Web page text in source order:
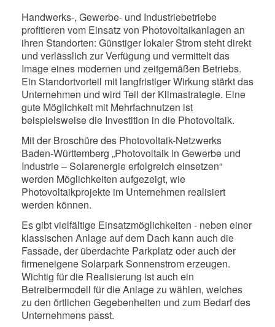
Handwerks-, Gewerbe- und Industriebetriebe
profitieren vom Einsatz von Photovoltaikanlagen an
ihren Standorten: Günstiger lokaler Strom steht direkt
und verlässlich zur Verfügung und vermittelt das
Image eines modernen und zeitgemäßen Betriebs.
Ein Standortvorteil mit langfristiger Wirkung stärkt das
Unternehmen und wird Teil der Klimastrategie. Eine
gute Möglichkeit mit Mehrfachnutzen ist
beispielsweise die Investition in die Photovoltaik.
Mit der Broschüre des Photovoltaik-Netzwerks
Baden-Württemberg „Photovoltaik in Gewerbe und
Industrie – Solarenergie erfolgreich einsetzen“
werden Möglichkeiten aufgezeigt, wie
Photovoltaikprojekte im Unternehmen realisiert
werden können.
Es gibt vielfältige Einsatzmöglichkeiten - neben einer
klassischen Anlage auf dem Dach kann auch die
Fassade, der überdachte Parkplatz oder auch der
firmeneigene Solarpark Sonnenstrom erzeugen.
Wichtig für die Realisierung ist auch ein
Betreibermodell für die Anlage zu wählen, welches
zu den örtlichen Gegebenheiten und zum Bedarf des
Unternehmens passt.